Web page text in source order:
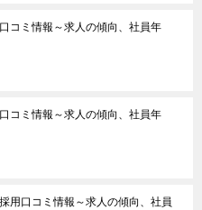
コミ情報～求人の傾向、社員年
コミ情報～求人の傾向、社員年
用口コミ情報～求人の傾向、社員